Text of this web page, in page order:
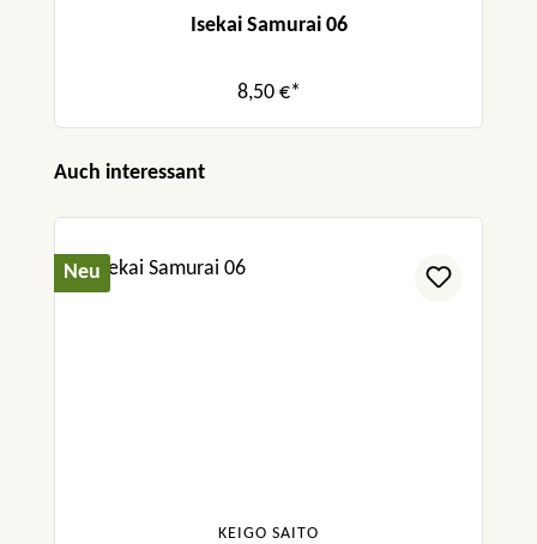
Isekai Samurai 06
8,50 €*
Produktgalerie überspringen
Auch interessant
Neu
KEIGO SAITO